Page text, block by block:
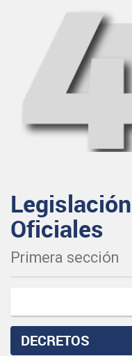
Oficiales
Primera sección
DECRETOS